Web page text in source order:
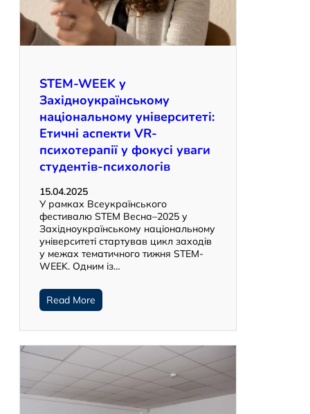
STEM-WEEK у
Західноукраїнському
національному університеті:
Етичні аспекти VR-
психотерапії у фокусі уваги
студентів-психологів
15.04.2025
У рамках Всеукраїнського
фестивалю STEM Весна–2025 у
Західноукраїнському національному
університеті стартував цикл заходів
у межах тематичного тижня STEM-
WEEK. Одним із…
Read More